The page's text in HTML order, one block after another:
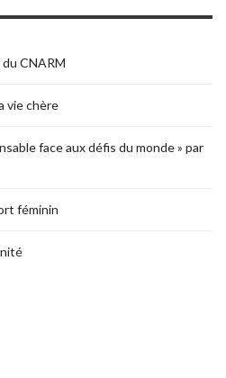
CNARM
vie chère
face aux défis du monde » par
féminin